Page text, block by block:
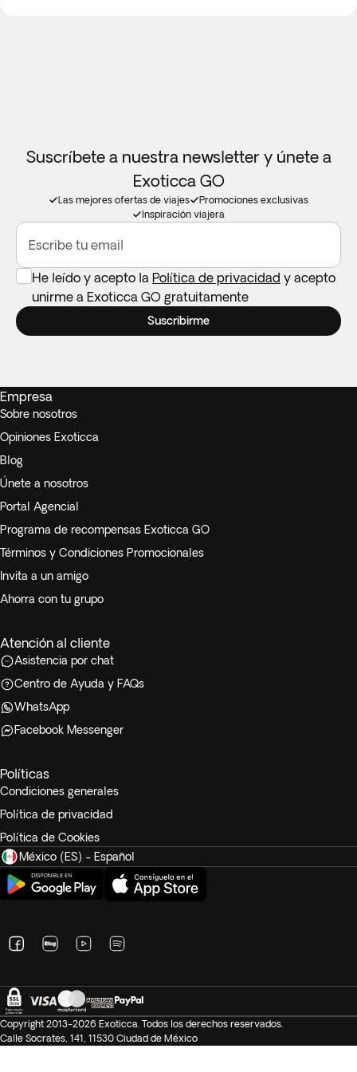
Suscríbete a nuestra newsletter y únete a
Exoticca GO
Las mejores ofertas de viajes
Promociones exclusivas
Inspiración viajera
Escribe tu email
He leído y acepto la Política de privacidad y acepto
unirme a Exoticca GO gratuitamente
Suscribirme
Empresa
Sobre nosotros
Opiniones Exoticca
Blog
Únete a nosotros
Portal Agencial
Programa de recompensas Exoticca GO
Términos y Condiciones Promocionales
Invita a un amigo
Ahorra con tu grupo
Atención al cliente
Asistencia por chat
Centro de Ayuda y FAQs
WhatsApp
Facebook Messenger
Políticas
Condiciones generales
Política de privacidad
Política de Cookies
México (ES) - Español
Copyright 2013-2026 Exoticca. Todos los derechos reservados.
Calle Socrates, 141, 11530 Ciudad de México